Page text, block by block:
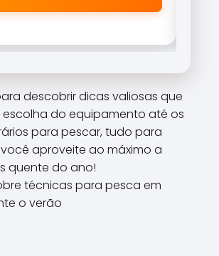
\\\\\\\\".
descobrir dicas valiosas que
do equipamento até os
para pescar, tudo para
aproveite ao máximo a
quente do ano!